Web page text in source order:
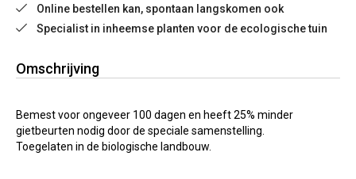
Online bestellen kan, spontaan langskomen ook
Specialist in inheemse planten voor de ecologische tuin
Omschrijving
Bemest voor ongeveer 100 dagen en heeft 25% minder
gietbeurten nodig door de speciale samenstelling.
Toegelaten in de biologische landbouw.